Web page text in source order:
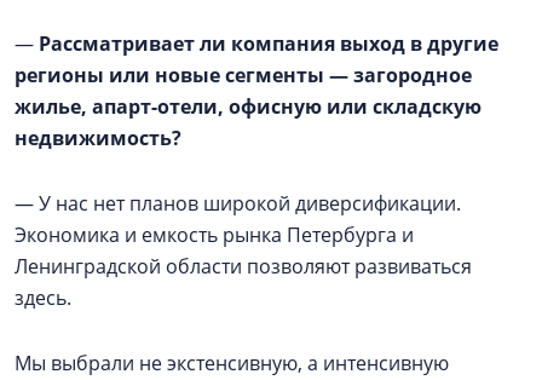
— Рассматривает ли компания выход в другие
регионы или новые сегменты — загородное
жилье, апарт-отели, офисную или складскую
недвижимость?
— У нас нет планов широкой диверсификации.
Экономика и емкость рынка Петербурга и
Ленинградской области позволяют развиваться
здесь.
Мы выбрали не экстенсивную, а интенсивную